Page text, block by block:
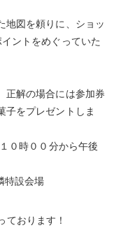
地図を頼りに、ショッ
ントをめぐっていた
正解の場合には参加券
子をプレゼントしま
０時００分から午後
特設会場
ております！